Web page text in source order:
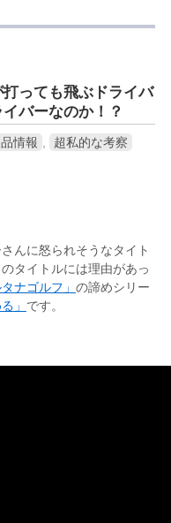
っても飛ぶドライバ
バーなのか！？
情報 超私的な考察
んに怒られそうなタイト
タイトルには理由があっ
ナゴルフ」 の諦めシリー
」 です。